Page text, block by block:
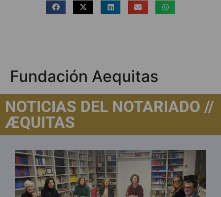
Fundación Aequitas
NOTICIAS DEL NOTARIADO //
ÆQUITAS